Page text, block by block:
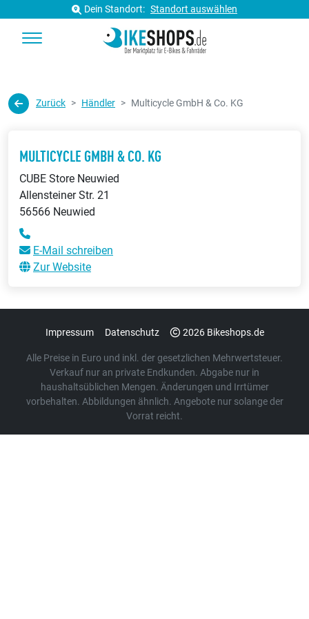
Dein Standort: Standort auswählen
Zurück Händler Multicycle GmbH & Co. KG
MULTICYCLE GMBH & CO. KG
CUBE Store Neuwied
Allensteiner Str. 21
56566 Neuwied
E-Mail schreiben
Zur Website
Impressum Datenschutz 2026 Bikeshops.de
Alle Preise in Euro und inkl. der gesetzlichen Mehrwertsteuer.
Verkauf nur an private Endkunden. Abgabe nur in
haushaltsüblichen Mengen. Änderungen und Irrtümer
vorbehalten. Abbildungen ähnlich. Angebote nur solange der
Vorrat reicht.